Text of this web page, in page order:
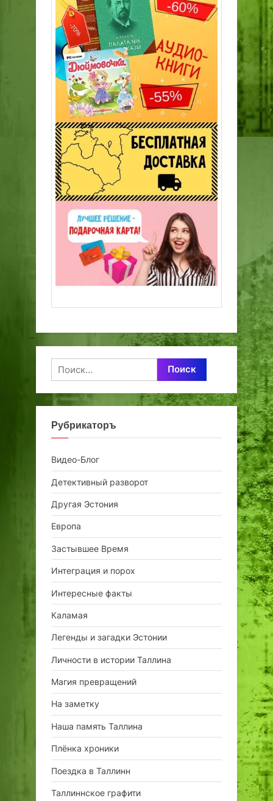
Найти:
Рубрикаторъ
Видео-Блог
Детективный разворот
Другая Эстония
Европа
Застывшее Время
Интеграция и порох
Интересные факты
Каламая
Легенды и загадки Эстонии
Личности в истории Таллина
Магия превращений
На заметку
Наша память Таллина
Плёнка хроники
Поездка в Таллинн
Таллиннское графити